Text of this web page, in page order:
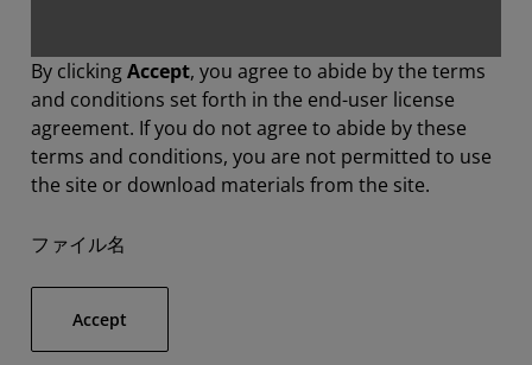
By clickingAccept, you agree to abide by the terms
and conditions set forth in the end-user license
agreement. If you do not agree to abide by these
terms and conditions, you are not permitted to use
the site or download materials from the site.
ファイル名
Accept